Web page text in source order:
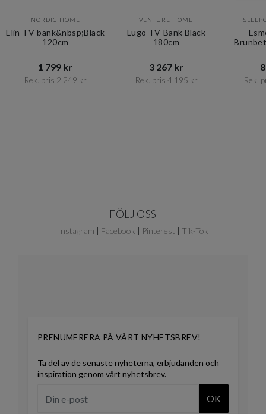
NORDIC HOME
Elin TV-bänk&nbsp;Black
120cm
1 799 kr​​
Rek. pris 2 249 kr​​
VENTURE HOME
Lugo TV-Bänk Black
180cm
3 267 kr​​
Rek. pris 4 195 kr​​
Rek.
FÖLJ OSS
Instagram | Facebook | Pinterest | Tik-Tok
PRENUMERERA PÅ VÅRT NYHETSBREV!
Ta del av de senaste nyheterna, erbjudanden och
inspiration genom vårt nyhetsbrev.
OK